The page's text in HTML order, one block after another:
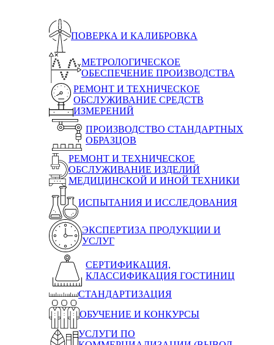
ПОВЕРКА И КАЛИБРОВКА
МЕТРОЛОГИЧЕСКОЕ
ОБЕСПЕЧЕНИЕ ПРОИЗВОДСТВА
РЕМОНТ И ТЕХНИЧЕСКОЕ
ОБСЛУЖИВАНИЕ СРЕДСТВ
ИЗМЕРЕНИЙ
ПРОИЗВОДСТВО СТАНДАРТНЫХ
ОБРАЗЦОВ
РЕМОНТ И ТЕХНИЧЕСКОЕ
ОБСЛУЖИВАНИЕ ИЗДЕЛИЙ
МЕДИЦИНСКОЙ И ИНОЙ ТЕХНИКИ
ИСПЫТАНИЯ И ИССЛЕДОВАНИЯ
ЭКСПЕРТИЗА ПРОДУКЦИИ И
УСЛУГ
СЕРТИФИКАЦИЯ,
КЛАССИФИКАЦИЯ ГОСТИНИЦ
СТАНДАРТИЗАЦИЯ
ОБУЧЕНИЕ И КОНКУРСЫ
УСЛУГИ ПО